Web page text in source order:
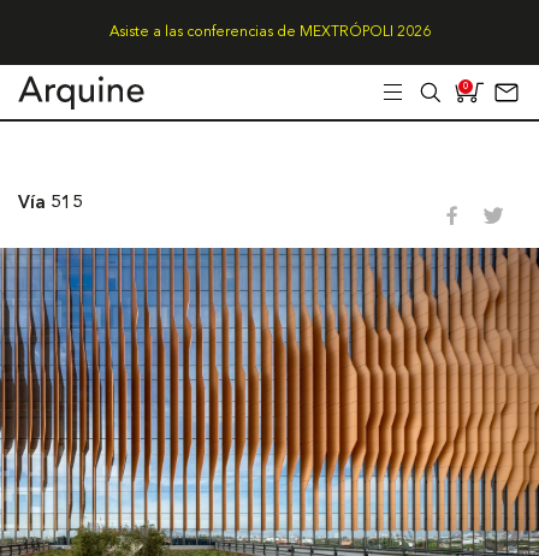
Asiste a las conferencias de MEXTRÓPOLI 2026
0
Vía 515